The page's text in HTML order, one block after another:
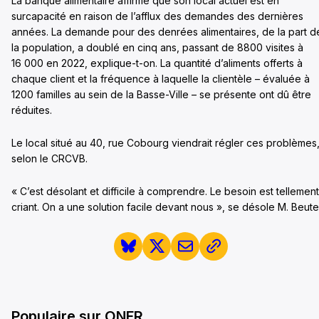
surcapacité en raison de l’afflux des demandes des dernières
années. La demande pour des denrées alimentaires, de la part
la population, a doublé en cinq ans, passant de 8800 visites à
16 000 en 2022, explique-t-on. La quantité d’aliments offerts à
chaque client et la fréquence à laquelle la clientèle – évaluée à
1200 familles au sein de la Basse-Ville – se présente ont dû être
réduites.
Le local situé au 40, rue Cobourg viendrait régler ces problèmes,
selon le CRCVB.
« C’est désolant et difficile à comprendre. Le besoin est tellement
criant. On a une solution facile devant nous », se désole M.